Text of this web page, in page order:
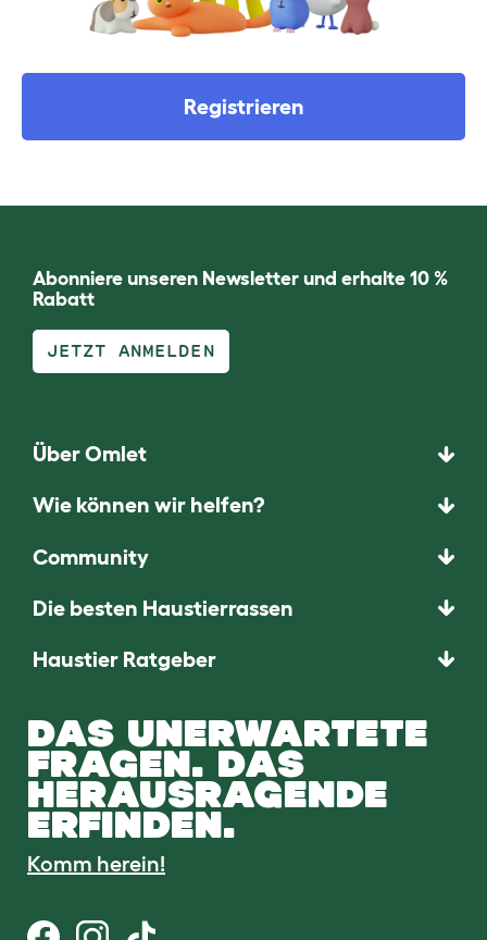
Registrieren
Abonniere unseren Newsletter und erhalte 10 %
Rabatt
JETZT ANMELDEN
Über Omlet
Wie können wir helfen?
Community
Die besten Haustierrassen
Haustier Ratgeber
DAS UNERWARTETE
FRAGEN. DAS
HERAUSRAGENDE
ERFINDEN.
Komm herein!